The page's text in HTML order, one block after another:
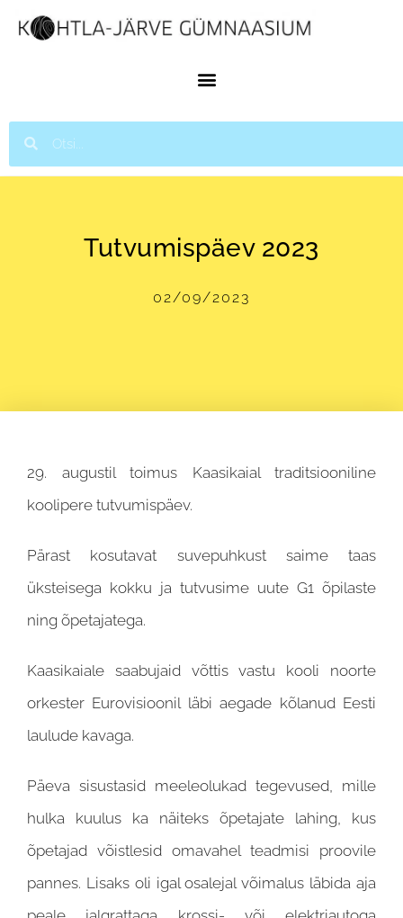
Tutvumispäev 2023
02/09/2023
29. augustil toimus Kaasikaial traditsiooniline
koolipere tutvumispäev.
Pärast kosutavat suvepuhkust saime taas
üksteisega kokku ja tutvusime uute G1 õpilaste
ning õpetajatega.
Kaasikaiale saabujaid võttis vastu kooli noorte
orkester Eurovisioonil läbi aegade kõlanud Eesti
laulude kavaga.
Päeva sisustasid meeleolukad tegevused, mille
hulka kuulus ka näiteks õpetajate lahing, kus
õpetajad võistlesid omavahel teadmisi proovile
pannes. Lisaks oli igal osalejal võimalus läbida aja